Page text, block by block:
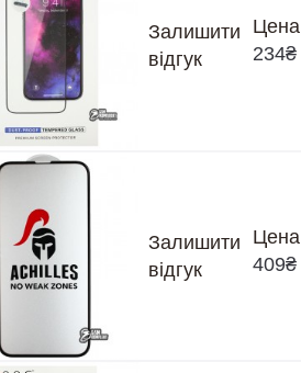
Залишити
відгук
Цена
234₴
Залишити
відгук
Цена
409₴